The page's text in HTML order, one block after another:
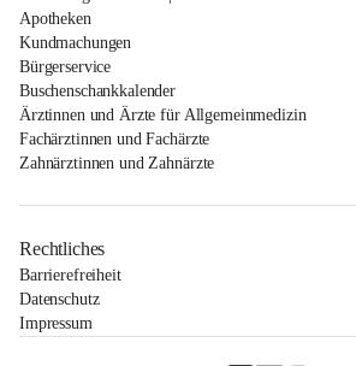
Apotheken
Kundmachungen
Bürgerservice
Buschenschankkalender
Ärztinnen und Ärzte für Allgemeinmedizin
Fachärztinnen und Fachärzte
Zahnärztinnen und Zahnärzte
Rechtliches
Barrierefreiheit
Datenschutz
Impressum